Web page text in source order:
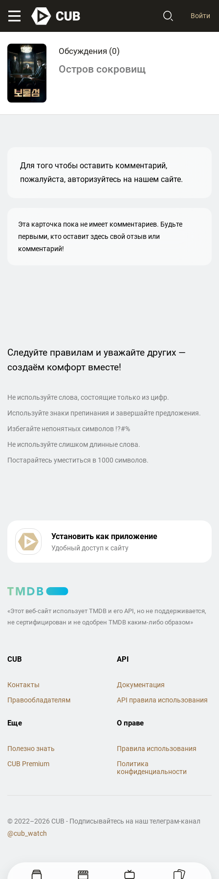
Войти
Обсуждения (0)
Остров сокровищ
Для того чтобы оставить комментарий,
пожалуйста, авторизуйтесь на нашем сайте.
Эта карточка пока не имеет комментариев. Будьте
первыми, кто оставит здесь свой отзыв или
комментарий!
Следуйте правилам и уважайте других —
создаём комфорт вместе!
Не используйте слова, состоящие только из цифр.
Используйте знаки препинания и завершайте предложения.
Избегайте непонятных символов !?#%
Не используйте слишком длинные слова.
Постарайтесь уместиться в 1000 символов.
Установить как приложение
Удобный доступ к сайту
«Этот веб-сайт использует TMDB и его API, но не поддерживается,
не сертифицирован и не одобрен TMDB каким-либо образом»
CUB
Контакты
Правообладателям
API
Документация
API правила использования
Еще
Полезно знать
CUB Premium
О праве
Правила использования
Политика
конфиденциальности
© 2022–2026 CUB - Подписывайтесь на наш телеграм-канал
@cub_watch